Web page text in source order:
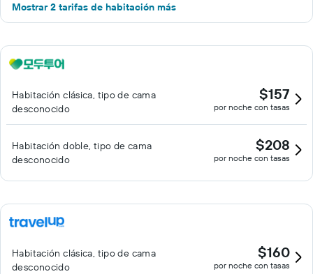
Mostrar 2 tarifas de habitación más
Habitación clásica, tipo de cama
desconocido
$157
por noche con tasas
Habitación doble, tipo de cama
desconocido
$208
por noche con tasas
Habitación clásica, tipo de cama
desconocido
$160
por noche con tasas